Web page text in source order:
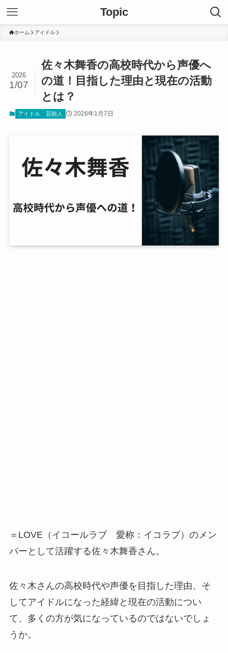
Topic
ホーム アイドル
佐々木舞香の高校時代から声優へ
の道！目指した理由と現在の活動
とは？
2026
1/07
アイドル 芸能人 2026年1月7日
＝LOVE（イコールラブ 愛称：イコラブ）のメン
バーとして活躍する佐々木舞香さん。
佐々木さんの高校時代や声優を目指した理由、そ
してアイドルになった経緯と現在の活動につい
て、多くの方が気になっているのではないでしょ
うか。